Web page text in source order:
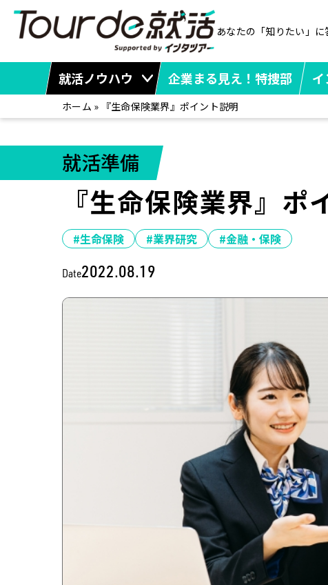
あなたの「知りたい」
就活ノウハウ 企業まる見え！特捜部
ホーム » 『生命保険業界』ポイント説明
就活準備
『生命保険業界』ポ
#生命保険 #業界研究 #金融・保険
Date2022.08.19